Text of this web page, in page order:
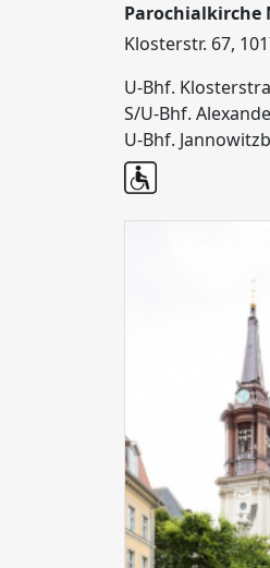
Parochialkirche
Klosterstr. 67,
U-Bhf.
S/U-Bhf.
U-Bhf.